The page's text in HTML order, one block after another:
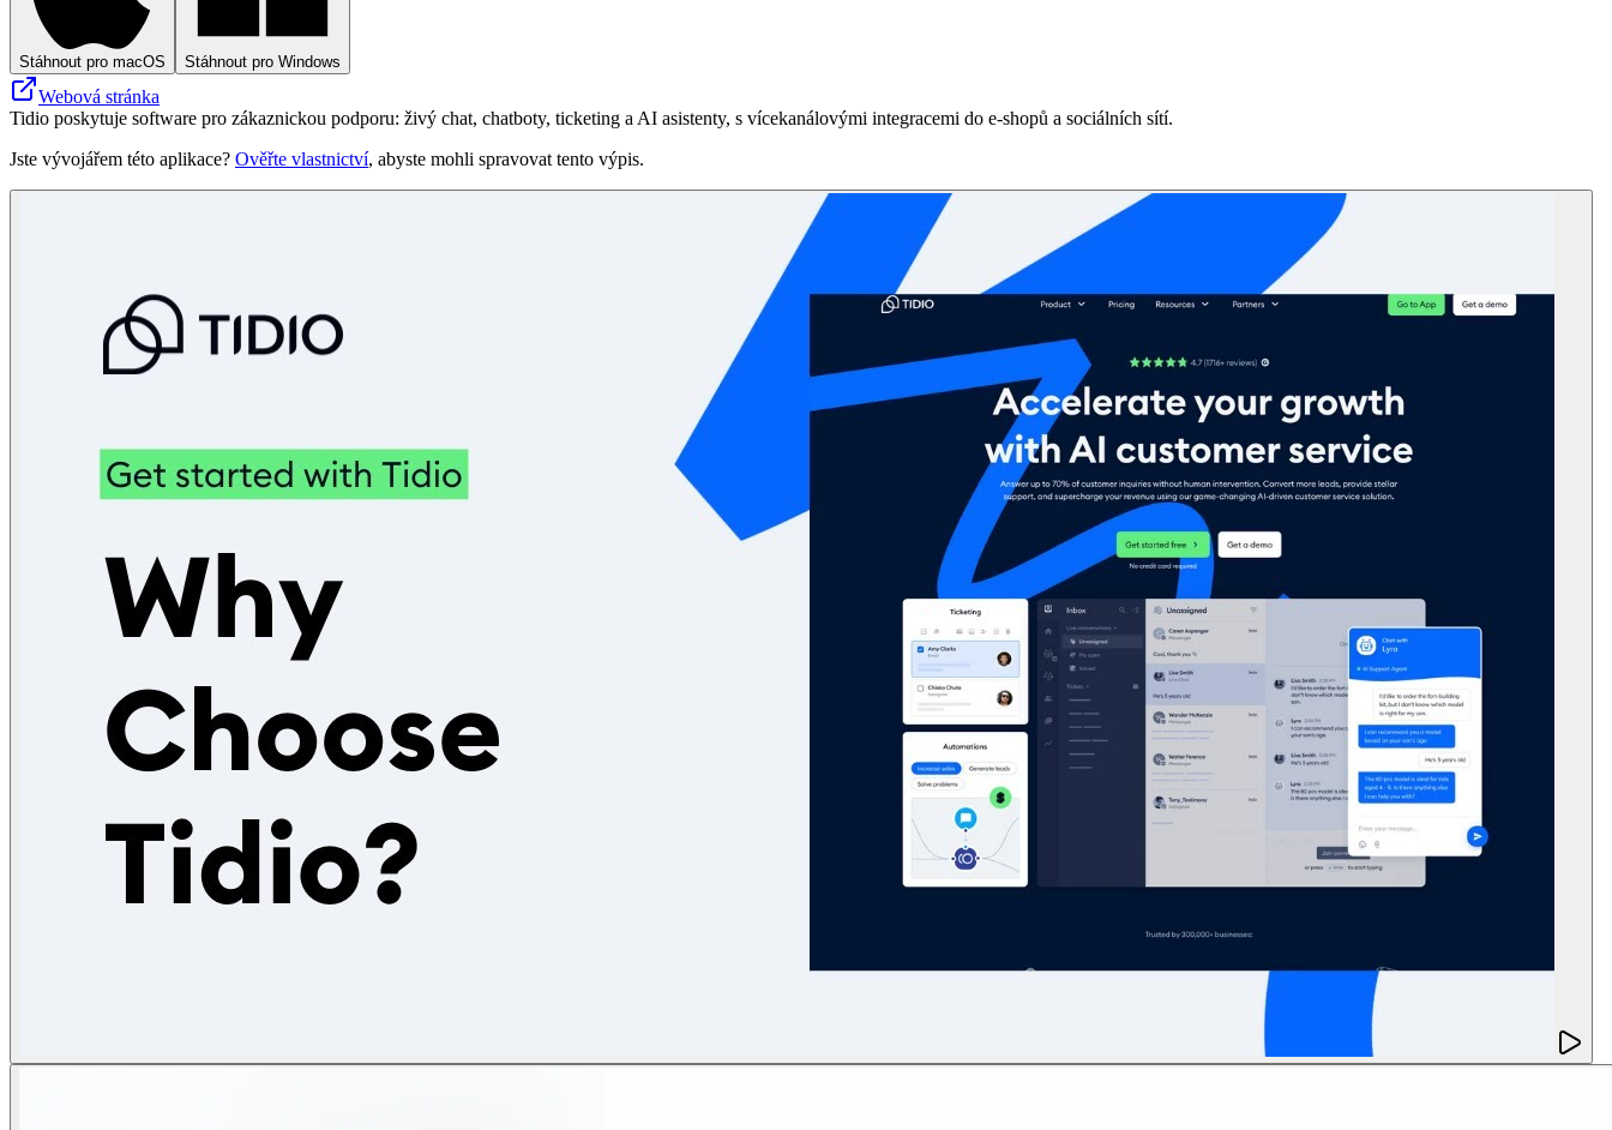
Stáhnout pro macOS Stáhnout pro Windows
Webová stránka
Tidio poskytuje software pro zákaznickou podporu: živý chat, chatboty, ticketing a AI asistenty, s vícekanálovými integracemi do e‑shopů a sociálních sítí.
Jste vývojářem této aplikace? Ověřte vlastnictví, abyste mohli spravovat tento výpis.